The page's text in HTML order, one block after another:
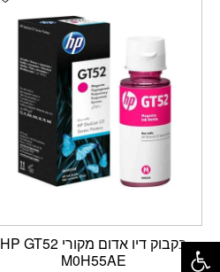
בקבוק דיו אדום מקורי HP GT52
M0H55AE
פתח סרגל נגישות